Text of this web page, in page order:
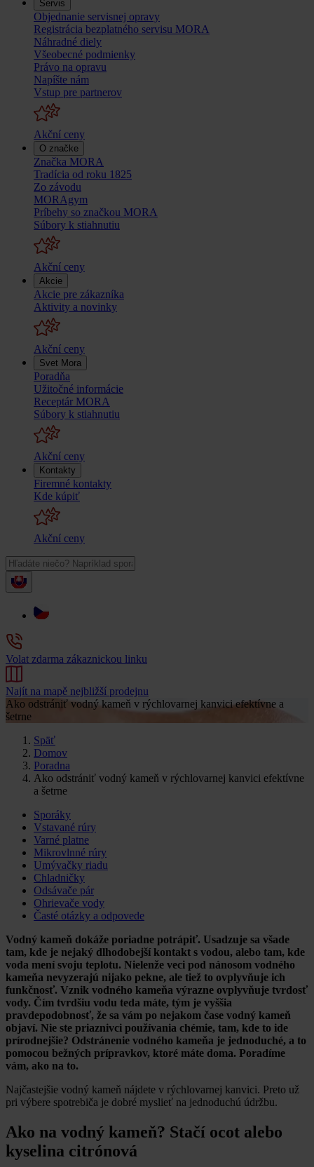
Servis
Objednanie servisnej opravy
Registrácia bezplatného servisu MORA
Náhradné diely
Všeobecné podmienky
Právo na opravu
Napíšte nám
Vstup pre partnerov
Akční ceny
O značke
Značka MORA
Tradícia od roku 1825
Zo závodu
MORAgym
Príbehy so značkou MORA
Súbory k stiahnutiu
Akční ceny
Akcie
Akcie pre zákazníka
Aktivity a novinky
Akční ceny
Svet Mora
Poradňa
Užitočné informácie
Receptár MORA
Súbory k stiahnutiu
Akční ceny
Kontakty
Firemné kontakty
Kde kúpiť
Akční ceny
Volat zdarma zákaznickou linku
Najít na mapě nejbližší prodejnu
Ako odstrániť vodný kameň v rýchlovarnej kanvici efektívne a
šetrne
Späť
Domov
Poradna
Ako odstrániť vodný kameň v rýchlovarnej kanvici efektívne
a šetrne
Sporáky
Vstavané rúry
Varné platne
Mikrovlnné rúry
Umývačky riadu
Chladničky
Odsávače pár
Ohrievače vody
Časté otázky a odpovede
Vodný kameň dokáže poriadne potrápiť. Usadzuje sa všade
tam, kde je nejaký dlhodobejší kontakt s vodou, alebo tam, kde
voda mení svoju teplotu. Nielenže veci pod nánosom vodného
kameňa nevyzerajú nijako pekne, ale tiež to ovplyvňuje ich
funkčnosť. Vznik vodného kameňa výrazne ovplyvňuje tvrdosť
vody. Čím tvrdšiu vodu teda máte, tým je vyššia
pravdepodobnosť, že sa vám po nejakom čase vodný kameň
objaví. Nie ste priaznivci používania chémie, tam, kde to ide
prírodnejšie? Odstránenie vodného kameňa je jednoduché, a to
pomocou bežných prípravkov, ktoré máte doma. Poradíme
vám, ako na to.
Najčastejšie vodný kameň nájdete v rýchlovarnej kanvici. Preto už
pri výbere spotrebiča je dobré myslieť na jednoduchú údržbu.
Ako na vodný kameň? Stačí ocot alebo
kyselina citrónová